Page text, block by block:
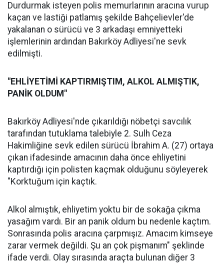
Durdurmak isteyen polis memurlarının aracına vurup
kaçan ve lastiği patlamış şekilde Bahçelievler'de
yakalanan o sürücü ve 3 arkadaşı emniyetteki
işlemlerinin ardından Bakırköy Adliyesi'ne sevk
edilmişti.
"EHLİYETİMİ KAPTIRMIŞTIM, ALKOL ALMIŞTIK,
PANİK OLDUM"
Bakırköy Adliyesi'nde çıkarıldığı nöbetçi savcılık
tarafından tutuklama talebiyle 2. Sulh Ceza
Hakimliğine sevk edilen sürücü İbrahim A. (27) ortaya
çıkan ifadesinde amacının daha önce ehliyetini
kaptırdığı için polisten kaçmak olduğunu söyleyerek
"Korktuğum için kaçtık.
Alkol almıştık, ehliyetim yoktu bir de sokağa çıkma
yasağım vardı. Bir an panik oldum bu nedenle kaçtım.
Sonrasında polis aracına çarpmışız. Amacım kimseye
zarar vermek değildi. Şu an çok pişmanım" şeklinde
ifade verdi. Olay sırasında araçta bulunan diğer 3